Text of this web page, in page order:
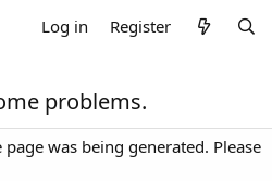
Log in Register
problems.
was being generated. Please